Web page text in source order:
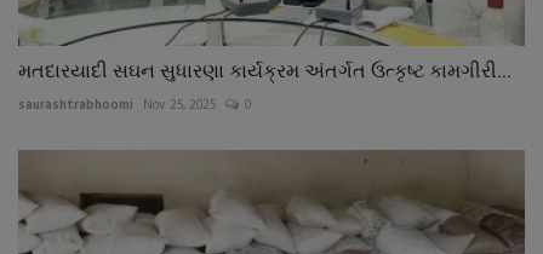
મતદારયાદી સઘન સુધારણા કાર્યક્રમ અંતર્ગત ઉત્કૃષ્ટ કામગીરી...
saurashtrabhoomi Nov 25, 2025 0